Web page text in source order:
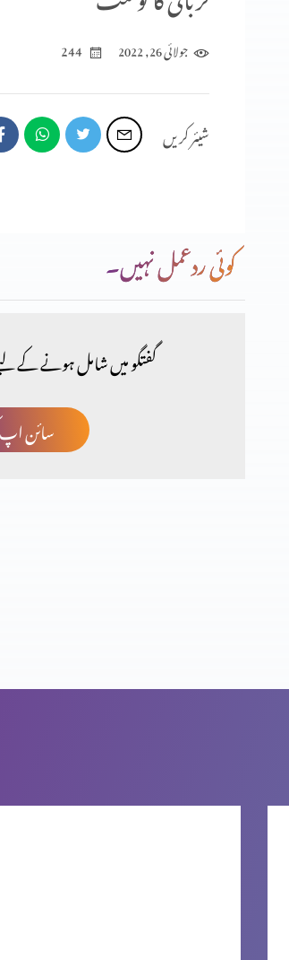
جولائی 26, 2022 244
شیئر کریں
کوئی ردعمل نہیں۔
گفتگو میں شامل ہونے کے
سائن